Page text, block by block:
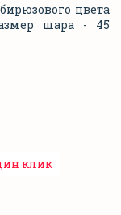
цвета
шара - 45
клик